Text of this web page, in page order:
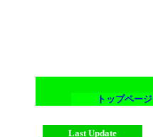
トップページ
Last Update